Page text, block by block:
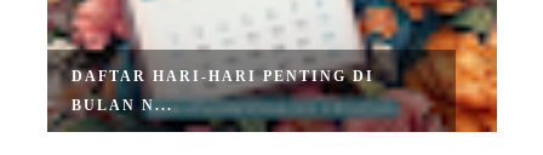
DAFTAR HARI-HARI PENTING DI
BULAN N...